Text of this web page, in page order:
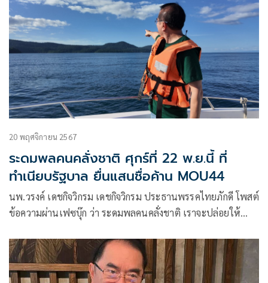
20 พฤศจิกายน 2567
ระดมพลคนคลั่งชาติ ศุกร์ที่ 22 พ.ย.นี้ ที่
ทำเนียบรัฐบาล ยื่นแสนชื่อค้าน MOU44
นพ.วรงค์ เดชกิจวิกรม เดชกิจวิกรม ประธานพรรคไทยภักดี โพสต์
ข้อความผ่านเฟซบุ๊ก ว่า ระดมพลคนคลั่งชาติ เราจะปล่อยให้